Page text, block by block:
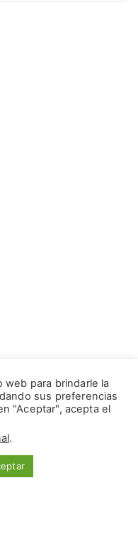
para brindarle la
sus preferencias
"Aceptar", acepta el
.